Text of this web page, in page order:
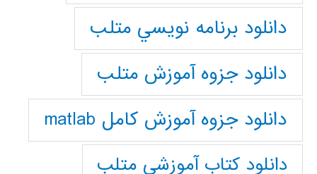
دانلود برنامه نويسي متلب
دانلود جزوه آموزش متلب
دانلود جزوه آموزش کامل matlab
دانلود كتاب آموزشي متلب